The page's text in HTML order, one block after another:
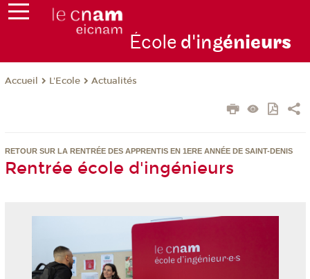
École d'ingénieurs
Accueil L'Ecole Actualités
RETOUR SUR LA RENTRÉE DES APPRENTISEN 1ERE ANNÉE DE SAINT-DENIS
Rentrée école d'ingénieurs